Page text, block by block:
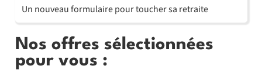
Un nouveau formulaire pour toucher sa retraite
Nos offres sélectionnées
pour vous :